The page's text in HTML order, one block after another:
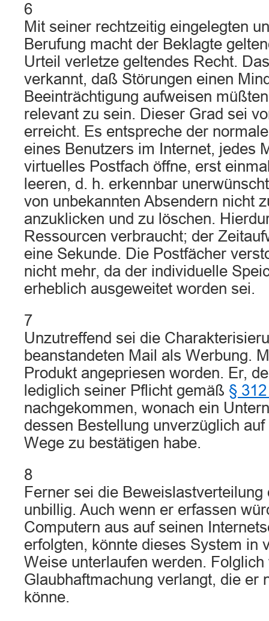
6
Mit seiner rechtzeitig eingelegten
Berufung macht der Beklagte
Urteil verletze geltendes Recht.
verkannt, daß Störungen einen
Beeinträchtigung aufweisen
relevant zu sein. Dieser Grad sei
erreicht. Es entspreche der
eines Benutzers im Internet, jedes
virtuelles Postfach öffne, erst
leeren, d. h. erkennbar
von unbekannten Absendern nicht
anzuklicken und zu löschen.
Ressourcen verbraucht; der
eine Sekunde. Die Postfächer
nicht mehr, da der individuelle
erheblich ausgeweitet worden sei.
7
Unzutreffend sei die
beanstandeten Mail als Werbung.
Produkt angepriesen worden. Er,
lediglich seiner Pflicht gemäß §
nachgekommen, wonach ein
dessen Bestellung unverzüglich
Wege zu bestätigen habe.
8
Ferner sei die Beweislastverteilung
unbillig. Auch wenn er erfassen
Computern aus auf seinen
erfolgten, könnte dieses System in
Weise unterlaufen werden.
Glaubhaftmachung verlangt, die er
könne.